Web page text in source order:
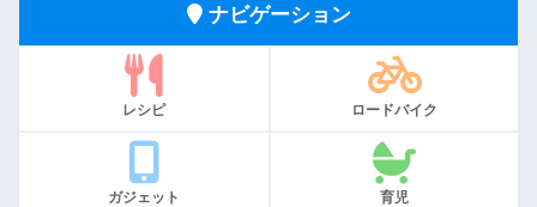
ナビゲーション
レシピ ロードバイク
ガジェット 育児